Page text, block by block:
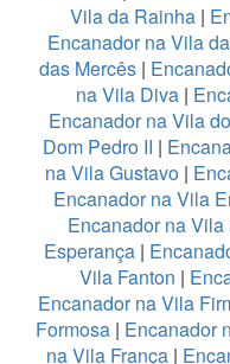
Vila da Rainha |
Encanador na Vila
das Mercês |
na Vila Diva |
Encanador na Vila
Dom Pedro II |
na Vila Gustavo |
Encanador na Vila
Encanador na Vila
Esperança |
Vila Fanton |
Encanador na Vila
Formosa | Encanador
na Vila França|